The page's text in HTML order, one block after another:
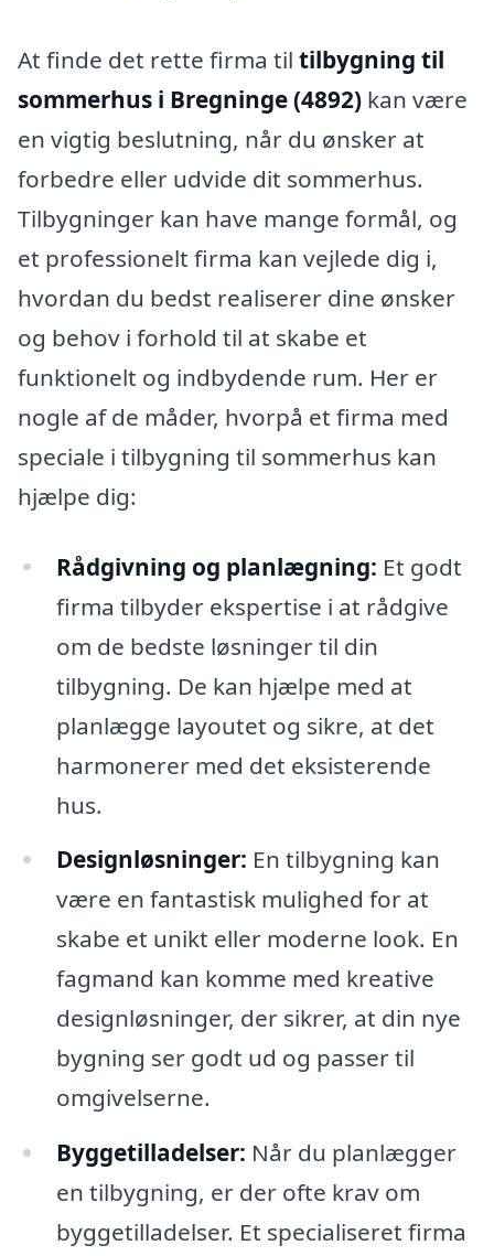
At finde det rette firma til tilbygning til
sommerhus i Bregninge (4892) kan være
en vigtig beslutning, når du ønsker at
forbedre eller udvide dit sommerhus.
Tilbygninger kan have mange formål, og
et professionelt firma kan vejlede dig i,
hvordan du bedst realiserer dine ønsker
og behov i forhold til at skabe et
funktionelt og indbydende rum. Her er
nogle af de måder, hvorpå et firma med
speciale i tilbygning til sommerhus kan
hjælpe dig:
Rådgivning og planlægning: Et godt
firma tilbyder ekspertise i at rådgive
om de bedste løsninger til din
tilbygning. De kan hjælpe med at
planlægge layoutet og sikre, at det
harmonerer med det eksisterende
hus.
Designløsninger: En tilbygning kan
være en fantastisk mulighed for at
skabe et unikt eller moderne look. En
fagmand kan komme med kreative
designløsninger, der sikrer, at din nye
bygning ser godt ud og passer til
omgivelserne.
Byggetilladelser: Når du planlægger
en tilbygning, er der ofte krav om
byggetilladelser. Et specialiseret firma